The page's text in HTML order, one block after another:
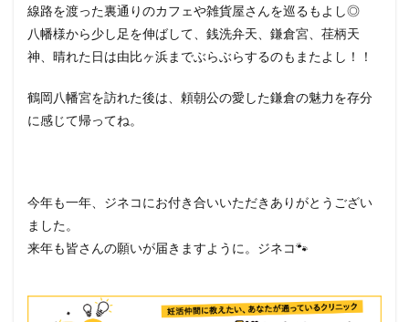
線路を渡った裏通りのカフェや雑貨屋さんを巡るもよし◎
八幡様から少し足を伸ばして、銭洗弁天、鎌倉宮、荏柄天
神、晴れた日は由比ヶ浜までぶらぶらするのもまたよし！！
鶴岡八幡宮を訪れた後は、頼朝公の愛した鎌倉の魅力を存分
に感じて帰ってね。
今年も一年、ジネコにお付き合いいただきありがとうござい
ました。
来年も皆さんの願いが届きますように。ジネコ🐾